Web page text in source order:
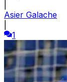
Asier Galache
1